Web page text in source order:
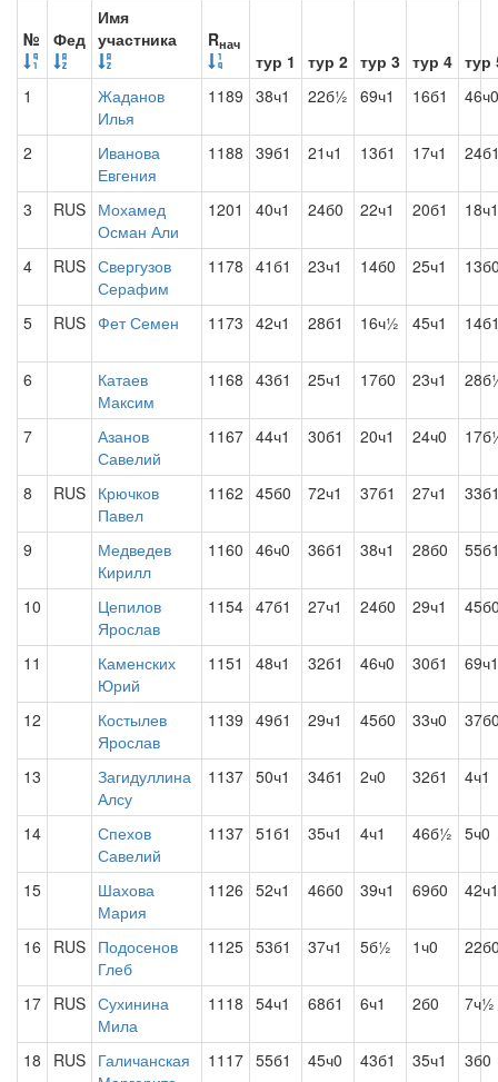
№ Фед
Имя
участника
Rнач
тур 1 тур 2 тур 3 тур 4 тур
1
Жаданов
Илья
1189 38ч1 22б½ 69ч1 16б1 46ч0
2
Иванова
Евгения
1188 39б1 21ч1 13б1 17ч1
3 RUS Мохамед
Осман Али
1201 40ч1 24б0 22ч1 20б1 18ч1
4 RUS Свергузов
Серафим
1178 41б1 23ч1 14б0 25ч1
5 RUS Фет Семен 1173 42ч1 28б1 16ч½ 45ч1
6
Катаев
Максим
1168 43б1 25ч1 17б0 23ч1
7
Азанов
Савелий
1167 44ч1 30б1 20ч1 24ч0
8 RUS Крючков
Павел
1162 45б0 72ч1 37б1 27ч1
9
Медведев
Кирилл
1160 46ч0 36б1 38ч1 28б0
10
Цепилов
Ярослав
1154 47б1 27ч1 24б0 29ч1
11
Каменских
Юрий
1151 48ч1 32б1 46ч0 30б1 69ч1
12
Костылев
Ярослав
1139 49б1 29ч1 45б0 33ч0
13
Загидуллина
Алсу
1137 50ч1 34б1 2ч0 32б1 4ч1
14
Спехов
Савелий
1137 51б1 35ч1 4ч1 46б½ 5ч0
15
Шахова
Мария
1126 52ч1 46б0 39ч1 69б0 42ч1
16 RUS Подосенов
Глеб
1125 53б1 37ч1 5б½ 1ч0
17 RUS Сухинина
Мила
1118 54ч1 68б1 6ч1 2б0 7ч½
18 RUS Галичанская
1117 55б1 45ч0 43б1 35ч1 3б0